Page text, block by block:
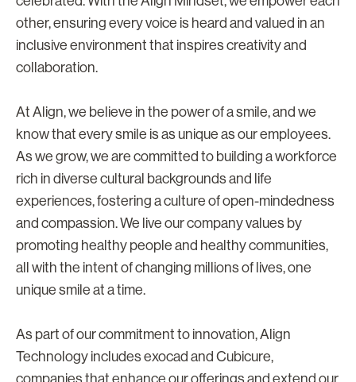
other, ensuring every voice is heard and valued in an
inclusive environment that inspires creativity and
collaboration.
At Align, we believe in the power of a smile, and we
know that every smile is as unique as our employees.
As we grow, we are committed to building a workforce
rich in diverse cultural backgrounds and life
experiences, fostering a culture of open-mindedness
and compassion. We live our company values by
promoting healthy people and healthy communities,
all with the intent of changing millions of lives, one
unique smile at a time.
As part of our commitment to innovation, Align
Technology includes exocad and Cubicure,